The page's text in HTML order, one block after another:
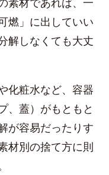
燃」に出していい
解しなくても大丈
化粧水など、容器
、蓋）がもともと
が容易だったりす
材別の捨て方に則